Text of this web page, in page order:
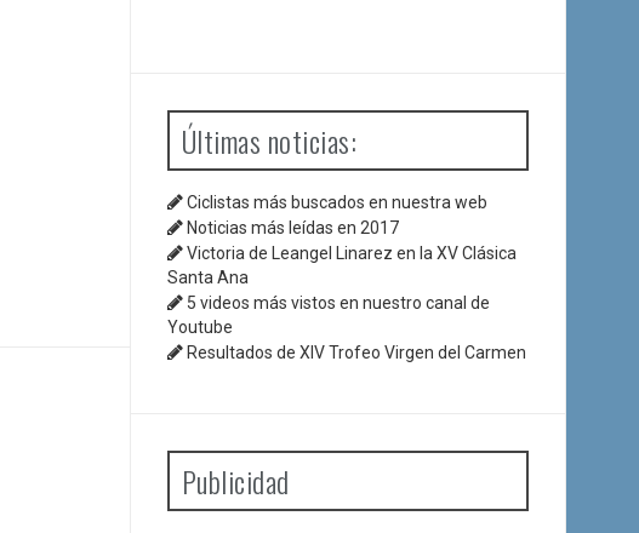
Últimas noticias:
Ciclistas más buscados en nuestra web
Noticias más leídas en 2017
Victoria de Leangel Linarez en la XV Clásica
Santa Ana
5 videos más vistos en nuestro canal de
Youtube
Resultados de XIV Trofeo Virgen del Carmen
Publicidad